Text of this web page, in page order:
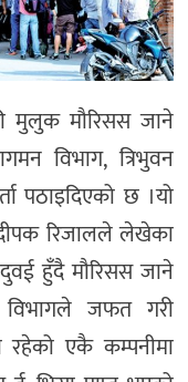
मुलुक मौरिसस जाने
विभाग, त्रिभुवन
पठाइदिएको छ ।यो
रिजालले लेखेका
हुँदै मौरिसस जाने
विभागले जफत गरी
रहेको एकै कम्पनीमा